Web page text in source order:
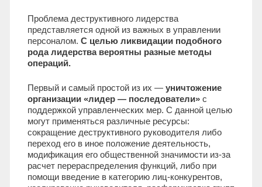
Проблема деструктивного лидерства
представляется одной из важных в управлении
персоналом. С целью ликвидации подобного
рода лидерства вероятны разные методы
операций.
Первый и самый простой из их — уничтожение
организации «лидер — последователи» с
поддержкой управленческих мер. С данной целью
могут применяться различные ресурсы:
сокращение деструктивного руководителя либо
переход его в иное положение деятельность,
модификация его общественной значимости из-за
расчет перераспределения функций, либо при
помощи введение в категорию лиц-конкурентов,